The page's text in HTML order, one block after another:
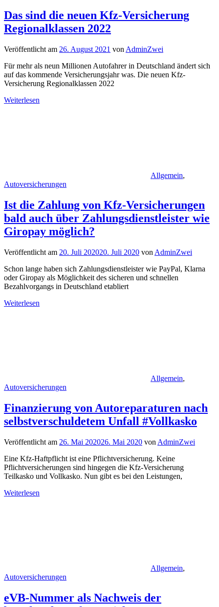
Das sind die neuen Kfz-Versicherung
Regionalklassen 2022
Veröffentlicht am 26. August 2021 von AdminZwei
Für mehr als neun Millionen Autofahrer in Deutschland ändert sich
auf das kommende Versicherungsjahr was. Die neuen Kfz-
Versicherung Regionalklassen 2022
Weiterlesen
Allgemein,
Autoversicherungen
Ist die Zahlung von Kfz-Versicherungen
bald auch über Zahlungsdienstleister wie
Giropay möglich?
Veröffentlicht am 20. Juli 202020. Juli 2020 von AdminZwei
Schon lange haben sich Zahlungsdienstleister wie PayPal, Klarna
oder Giropay als Möglichkeit des sicheren und schnellen
Bezahlvorgangs in Deutschland etabliert
Weiterlesen
Allgemein,
Autoversicherungen
Finanzierung von Autoreparaturen nach
selbstverschuldetem Unfall #Vollkasko
Veröffentlicht am 26. Mai 202026. Mai 2020 von AdminZwei
Eine Kfz-Haftpflicht ist eine Pflichtversicherung. Keine
Pflichtversicherungen sind hingegen die Kfz-Versicherung
Teilkasko und Vollkasko. Nun gibt es bei den Leistungen,
Weiterlesen
Allgemein,
Autoversicherungen
eVB-Nummer als Nachweis der